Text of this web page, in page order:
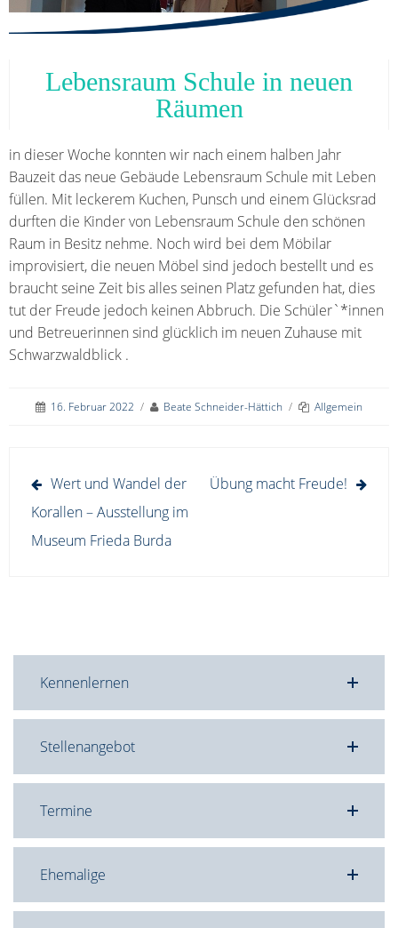
Lebensraum Schule in neuen
Räumen
in dieser Woche konnten wir nach einem halben Jahr
Bauzeit das neue Gebäude Lebensraum Schule mit Leben
füllen. Mit leckerem Kuchen, Punsch und einem Glücksrad
durften die Kinder von Lebensraum Schule den schönen
Raum in Besitz nehme. Noch wird bei dem Möbilar
improvisiert, die neuen Möbel sind jedoch bestellt und es
braucht seine Zeit bis alles seinen Platz gefunden hat, dies
tut der Freude jedoch keinen Abbruch. Die Schüler`*innen
und Betreuerinnen sind glücklich im neuen Zuhause mit
Schwarzwaldblick .
16. Februar 2022 / Beate Schneider-Hättich / Allgemein
Beitragsnavigation
Wert und Wandel der
Korallen – Ausstellung im
Museum Frieda Burda
Übung macht Freude!
Kennenlernen
Stellenangebot
Termine
Ehemalige